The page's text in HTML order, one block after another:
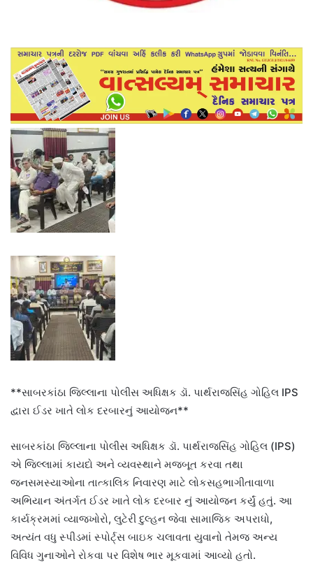
**સાબરકાંઠા જિલ્લાના પોલીસ અધિક્ષક ડૉ. પાર્થરાજસિંહ ગોહિલ IPS
દ્વારા ઈડર ખાતે લોક દરબારનું આયોજન**
સાબરકાંઠા જિલ્લાના પોલીસ અધિક્ષક ડૉ. પાર્થરાજસિંહ ગોહિલ (IPS)
એ જિલ્લામાં કાયદો અને વ્યવસ્થાને મજબૂત કરવા તથા
જનસમસ્યાઓના તાત્કાલિક નિવારણ માટે લોકસહભાગીતાવાળા
અભિયાન અંતર્ગત ઈડર ખાતે લોક દરબાર નું આયોજન કર્યું હતું. આ
કાર્યક્રમમાં વ્યાજખોરો, લુટેરી દુલ્હન જેવા સામાજિક અપરાધો,
અત્યંત વધુ સ્પીડમાં સ્પોર્ટ્સ બાઇક ચલાવતા યુવાનો તેમજ અન્ય
વિવિધ ગુનાઓને રોકવા પર વિશેષ ભાર મૂકવામાં આવ્યો હતો.